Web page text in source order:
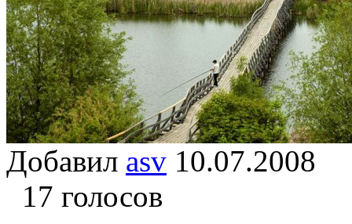
Добавил asv 10.07.2008
17 голосов